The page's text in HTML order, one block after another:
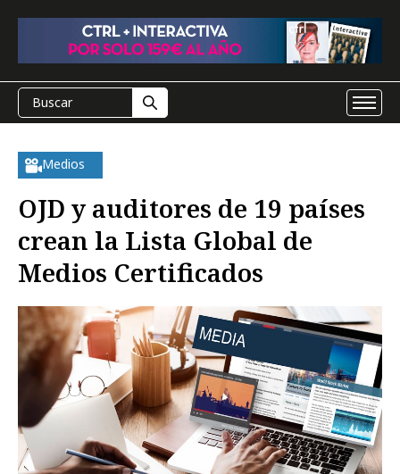
Medios
OJD y auditores de 19 países
crean la Lista Global de
Medios Certificados